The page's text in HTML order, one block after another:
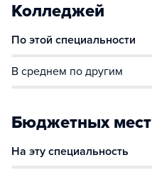
Колледжей
По этой специальности
В среднем по другим
Бюджетных мест
На эту специальность